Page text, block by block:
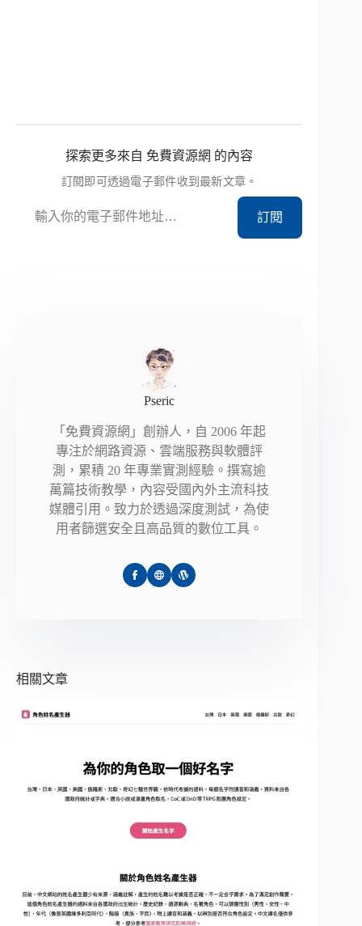
探索更多來自 免費資源網 的內容
訂閱即可透過電子郵件收到最新文章。
訂閱
Pseric
「免費資源網」創辦人，自 2006 年起
專注於網路資源、雲端服務與軟體評
測，累積 20 年專業實測經驗。撰寫逾
萬篇技術教學，內容受國內外主流科技
媒體引用。致力於透過深度測試，為使
用者篩選安全且高品質的數位工具。
相關文章